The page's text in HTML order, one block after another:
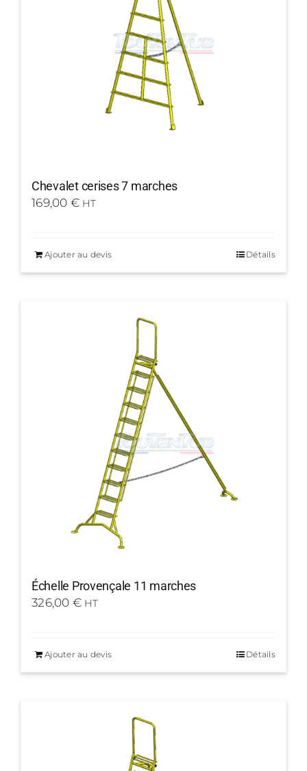
Chevalet cerises 7 marches
169,00 € HT
Ajouter au devis Détails
Échelle Provençale 11 marches
326,00 € HT
Ajouter au devis Détails